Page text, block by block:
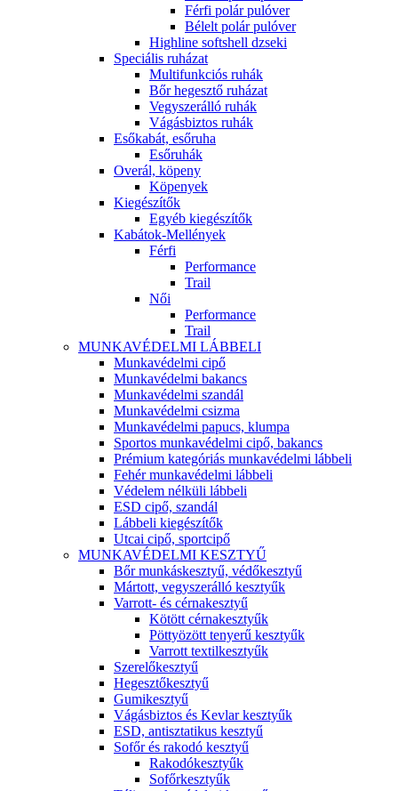
Férfi polár pulóver
Bélelt polár pulóver
Highline softshell dzseki
Speciális ruházat
Multifunkciós ruhák
Bőr hegesztő ruházat
Vegyszerálló ruhák
Vágásbiztos ruhák
Esőkabát, esőruha
Esőruhák
Overál, köpeny
Köpenyek
Kiegészítők
Egyéb kiegészítők
Kabátok-Mellények
Férfi
Performance
Trail
Női
Performance
Trail
MUNKAVÉDELMI LÁBBELI
Munkavédelmi cipő
Munkavédelmi bakancs
Munkavédelmi szandál
Munkavédelmi csizma
Munkavédelmi papucs, klumpa
Sportos munkavédelmi cipő, bakancs
Prémium kategóriás munkavédelmi lábbeli
Fehér munkavédelmi lábbeli
Védelem nélküli lábbeli
ESD cipő, szandál
Lábbeli kiegészítők
Utcai cipő, sportcipő
MUNKAVÉDELMI KESZTYŰ
Bőr munkáskesztyű, védőkesztyű
Mártott, vegyszerálló kesztyűk
Varrott- és cérnakesztyű
Kötött cérnakesztyűk
Pöttyözött tenyerű kesztyűk
Varrott textilkesztyűk
Szerelőkesztyű
Hegesztőkesztyű
Gumikesztyű
Vágásbiztos és Kevlar kesztyűk
ESD, antisztatikus kesztyű
Sofőr és rakodó kesztyű
Rakodókesztyűk
Sofőrkesztyűk